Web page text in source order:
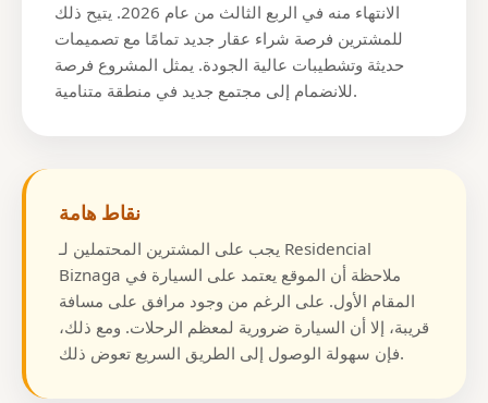
الانتهاء منه في الربع الثالث من عام 2026. يتيح ذلك
للمشترين فرصة شراء عقار جديد تمامًا مع تصميمات
حديثة وتشطيبات عالية الجودة. يمثل المشروع فرصة
للانضمام إلى مجتمع جديد في منطقة متنامية.
نقاط هامة
يجب على المشترين المحتملين لـ Residencial
Biznaga ملاحظة أن الموقع يعتمد على السيارة في
المقام الأول. على الرغم من وجود مرافق على مسافة
قريبة، إلا أن السيارة ضرورية لمعظم الرحلات. ومع ذلك،
فإن سهولة الوصول إلى الطريق السريع تعوض ذلك.